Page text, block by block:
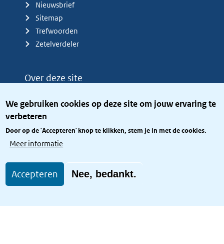
We gebruiken cookies op deze site om jouw ervaring te
verbeteren
Door op de 'Accepteren' knop te klikken, stem je in met de cookies.
Meer informatie
Accepteren Nee, bedankt.
Nieuwsbrief
Sitemap
Trefwoorden
Zetelverdeler
Over deze site
Privacy
Toegang site openbaar
Toegankelijkheid